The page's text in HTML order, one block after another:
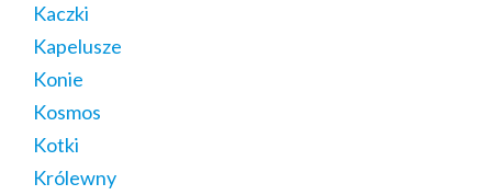
Kaczki
Kapelusze
Konie
Kosmos
Kotki
Królewny